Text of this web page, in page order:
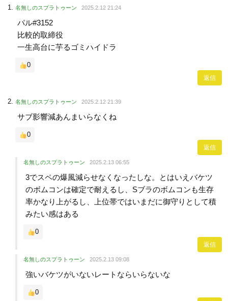
名無しのスプラトゥーン 2025.2.12 21:24
パル#3152
比較的取締役
一生高台に芋るゴミハイドラ
0
返信
名無しのスプラトゥーン 2025.2.12 21:39
サブ影響減あんまいらなくね
0
返信
名無しのスプラトゥーン 2025.2.13 06:55
3でスペの爆風減らせなくなったしな。とはいえバケツ
のボムコンは確定で耐えるし、Sブラのボムコンも生存
率かなり上がるし、上位帯ではいまだに御守りとして積
みたい感はある
0
返信
名無しのスプラトゥーン 2025.2.13 09:08
強いバケツがいないレートならいらないな
0